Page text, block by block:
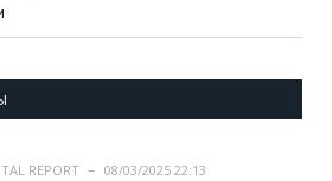
REPORT
08/03/2025 22:13